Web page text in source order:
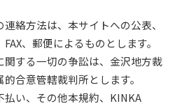
絡方法は、本サイトへの公表、
、郵便によるものとします。
関する一切の争訟は、金沢地方裁
合意管轄裁判所とします。
払い、その他本規約、KINKA